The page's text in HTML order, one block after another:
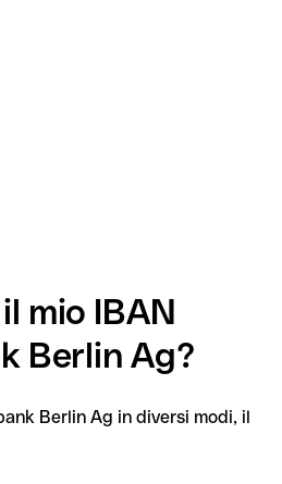
mio IBAN
Berlin Ag?
Berlin Ag in diversi modi, il